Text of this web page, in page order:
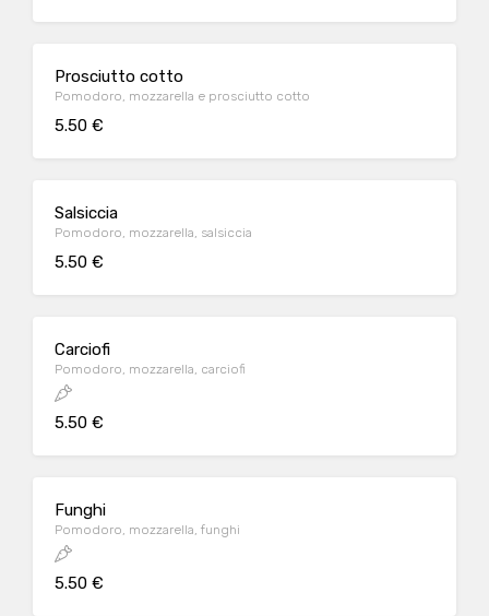
Prosciutto cotto
Pomodoro, mozzarella e prosciutto cotto
5.50 €
Salsiccia
Pomodoro, mozzarella, salsiccia
5.50 €
Carciofi
Pomodoro, mozzarella, carciofi
5.50 €
Funghi
Pomodoro, mozzarella, funghi
5.50 €